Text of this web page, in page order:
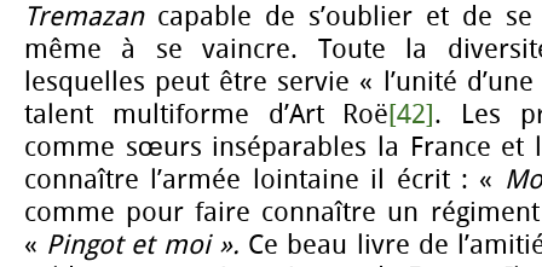
Tremazan capable de s’oublier et de
même à se vaincre. Toute la
lesquelles peut être servie « l’unité
talent multiforme d’Art Roë[42]. Les
comme sœurs inséparables la France et
connaître l’armée lointaine il écrit : «
comme pour faire connaître un
« Pingot et moi ». Ce beau livre de